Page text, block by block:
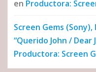
en Productora:
Screen Gems
“Querido John / Dear
Productora: Screen